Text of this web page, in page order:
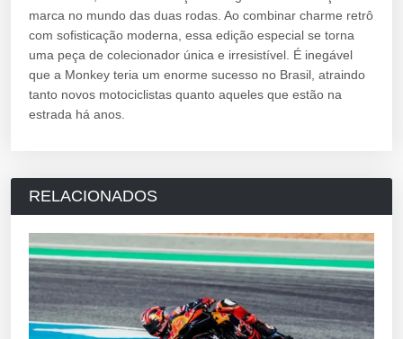
marca no mundo das duas rodas. Ao combinar charme retrô
com sofisticação moderna, essa edição especial se torna
uma peça de colecionador única e irresistível. É inegável
que a Monkey teria um enorme sucesso no Brasil, atraindo
tanto novos motociclistas quanto aqueles que estão na
estrada há anos.
RELACIONADOS